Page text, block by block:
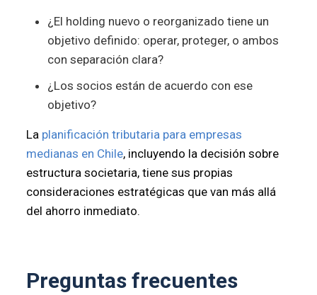
¿El holding nuevo o reorganizado tiene un
objetivo definido: operar, proteger, o ambos
con separación clara?
¿Los socios están de acuerdo con ese
objetivo?
La planificación tributaria para empresas
medianas en Chile, incluyendo la decisión sobre
estructura societaria, tiene sus propias
consideraciones estratégicas que van más allá
del ahorro inmediato.
Preguntas frecuentes